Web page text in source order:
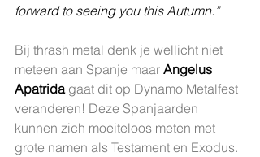
forward to seeing you this Autumn.”
Bij thrash metal denk je wellicht niet
meteen aan Spanje maar Angelus
Apatrida gaat dit op Dynamo Metalfest
veranderen! Deze Spanjaarden
kunnen zich moeiteloos meten met
grote namen als Testament en Exodus.